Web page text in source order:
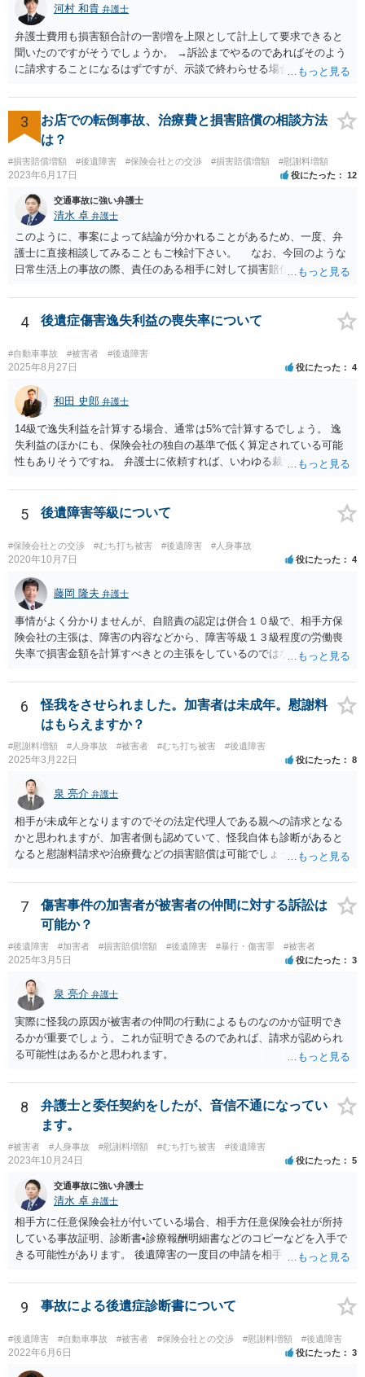
河村 和貴 弁護士
弁護士費用も損害額合計の一割増を上限として計上して要求できると
聞いたのですがそうでしょうか。 →訴訟までやるのであればそのよう
に請求することになるはずですが、示談で終わらせる場合には、そこ
ならほとんど充足できるか多くが返ってくるイメージなので頼むのも
いいかなと思うのですが。 →LAC基準でもそうかもしれませんし、交
通事故事案ではより定額の費用としている法律事務所も多いように思
います。費用面も含めて、弁護士さんを検討してみるとよいかもしれ
ませんね。 かなり具体的な話も多くなっているので、法律事務所に問
い合わせてみるとよいと思います。
3
お店での転倒事故、治療費と損害賠償の相談方法
は？
#損害賠償増額 #後遺障害 #保険会社との交渉 #損害賠償増額 #慰謝料増額
2023年6月17日 役にたった 12
交通事故に強い弁護士
清水 卓 弁護士
このように、事案によって結論が分かれることがあるため、一度、弁
護士に直接相談してみることもご検討下さい。 なお、今回のような
日常生活上の事故の際、責任のある相手に対して損害賠償請求する際
す（ご自宅の火災保険や自動車の任意保険等を確認してみて下さい。
加入したつもりがなくても、確認してみたら付いていたということが
4 後遺症傷害逸失利益の喪失率について
#自動車事故 #被害者 #後遺障害
2025年8月27日 役にたった 4
和田 史郎 弁護士
14級で逸失利益を計算する場合、通常は5%で計算するでしょう。 逸
失利益のほかにも、保険会社の独自の基準で低く算定されている可能
性もありそうですね。 弁護士に依頼すれば、いわゆる裁判基準程度の
5 後遺障害等級について
#保険会社との交渉 #むち打ち被害 #後遺障害 #人身事故
2020年10月7日 役にたった 4
藤岡 隆夫 弁護士
事情がよく分かりませんが、自賠責の認定は併合１０級で、相手方保
険会社の主張は、障害の内容などから、障害等級１３級程度の労働喪
失率で損害金額を計算すべきとの主張をしているのではないでしょう
ので、弁護士を交代しても状況は変わらないでしょう。今の弁護士と
十分に打ち合わせをすることが重要だと思います。
6
怪我をさせられました。加害者は未成年。慰謝料
はもらえますか？
#慰謝料増額 #人身事故 #被害者 #むち打ち被害 #後遺障害
2025年3月22日 役にたった 8
泉 亮介 弁護士
相手が未成年となりますのでその法定代理人である親への請求となる
かと思われますが、加害者側も認めていて、怪我自体も診断があると
なると慰謝料請求や治療費などの損害賠償は可能でしょう。 整骨院へ
い場合が多いです。 また、保険会社から提案される金額は低めに出さ
れることも多いため、その交渉のために弁護士を入れるということも
考えられるかと思われます。
7
傷害事件の加害者が被害者の仲間に対する訴訟は
可能か？
#後遺障害 #加害者 #損害賠償増額 #後遺障害 #暴行・傷害罪 #被害者
2025年3月5日 役にたった 3
泉 亮介 弁護士
実際に怪我の原因が被害者の仲間の行動によるものなのかが証明でき
るかが重要でしょう。これが証明できるのであれば、請求が認められ
る可能性はあるかと思われます。
8
弁護士と委任契約をしたが、音信不通になってい
ます。
#被害者 #人身事故 #慰謝料増額 #むち打ち被害 #後遺障害
2023年10月24日 役にたった 5
交通事故に強い弁護士
清水 卓 弁護士
相手方に任意保険会社が付いている場合、相手方任意保険会社が所持
している事故証明、診断書•診療報酬明細書などのコピーなどを入手で
きる可能性があります。 後遺障害の一度目の申請を相手方任意保険会
果と認定理由書も相手方任意保険会社から入手できる可能性がありま
す。 これらが難しくても、通院していた病院のカルテを取り付けるこ
と等で代替が可能な場合もあります。 事故からどの程度期間が経過し
ているがが定かではありませんが、昨年４月から既に１年半年程度経
過しており、時効なども意識しながら対応をしておきたいところで
す。 待っていても事態が打開しない可能性もあるため、依頼の対応が
9 事故による後遺症診断書について
#後遺障害 #自動車事故 #被害者 #保険会社との交渉 #慰謝料増額 #後遺障害
2022年6月6日 役にたった 3